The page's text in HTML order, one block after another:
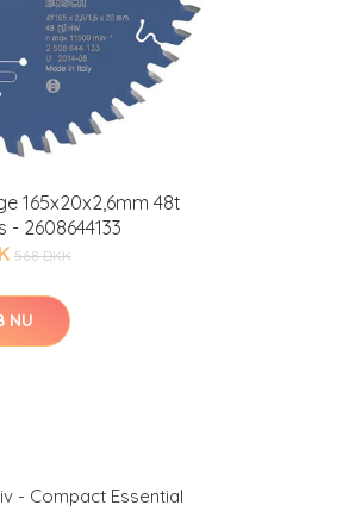
165x20x2,6mm 48t
- 2608644133
568 DKK
NU